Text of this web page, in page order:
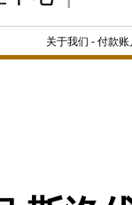
关于我们 - 付款账